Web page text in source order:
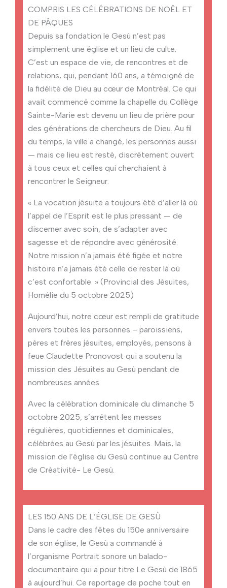
COMPRIS LES CÉLÉBRATIONS DE NOËL ET
DE PÂQUES
Depuis sa fondation le Gesù n’est pas
simplement une église et un lieu de culte.
C’est un espace de vie, de rencontres et de
relations, qui, pendant 160 ans, a témoigné de
la fidélité de Dieu au cœur de Montréal. Ce qui
avait commencé comme la chapelle du Collège
Sainte-Marie est devenu un lieu de prière pour
des générations de chercheurs de Dieu. Au fil
du temps, la ville a changé, les personnes aussi
— mais ce lieu est resté, discrètement ouvert
à tous ceux et celles qui cherchaient à
rencontrer le Seigneur.
« La vocation jésuite a toujours été d’aller là où
l’appel de l’Esprit est le plus pressant — de
discerner avec soin, de s’adapter avec
sagesse et de répondre avec générosité.
Notre mission n’a jamais été figée et notre
histoire n’a jamais été celle de rester là où
c’est confortable. » (Provincial des Jésuites,
Homélie du 5 octobre 2025)
Aujourd’hui, notre cœur est rempli de gratitude
envers toutes les personnes – paroissiens,
pères et frères jésuites, employés, pensons à
feue Claudette Pronovost qui a soutenu la
mission des Jésuites au Gesù pendant de
nombreuses années.
Avec la célébration dominicale du dimanche 5
octobre 2025, s’arrêtent les messes
régulières, quotidiennes et dominicales,
célébrées au Gesù par les jésuites. Mais, la
mission de l’église du Gesù continue au Centre
de Créativité- Le Gesù.
LES 150 ANS DE L’ÉGLISE DE GESÙ
Dans le cadre des fêtes du 150e anniversaire
de son église, le Gesù a commandé à
l’organisme Portrait sonore un balado-
documentaire qui a pour titre Le Gesù de 1865
à aujourd’hui. Ce reportage de poche tout en